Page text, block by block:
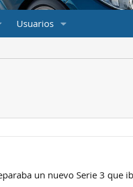
Usuarios
un nuevo Serie 3